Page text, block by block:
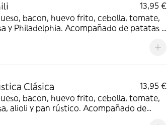
13,95 €
bacon, huevo frito, cebolla, tomate,
y Philadelphia. Acompañado de patatas y
Clásica
13,95 €
bacon, huevo frito, cebolla, tomate,
alioli y pan rústico. Acompañado de